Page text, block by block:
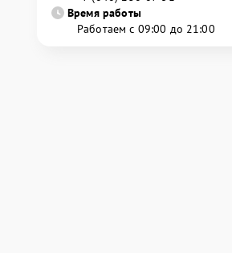
Время работы
Работаем с 09:00 до 21:00